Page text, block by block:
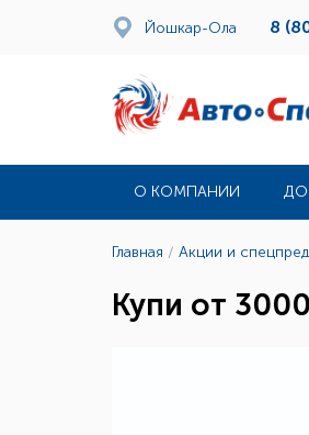
Йошкар-Ола 8
О КОМПАНИИ
Главная / Акции и
Купи от